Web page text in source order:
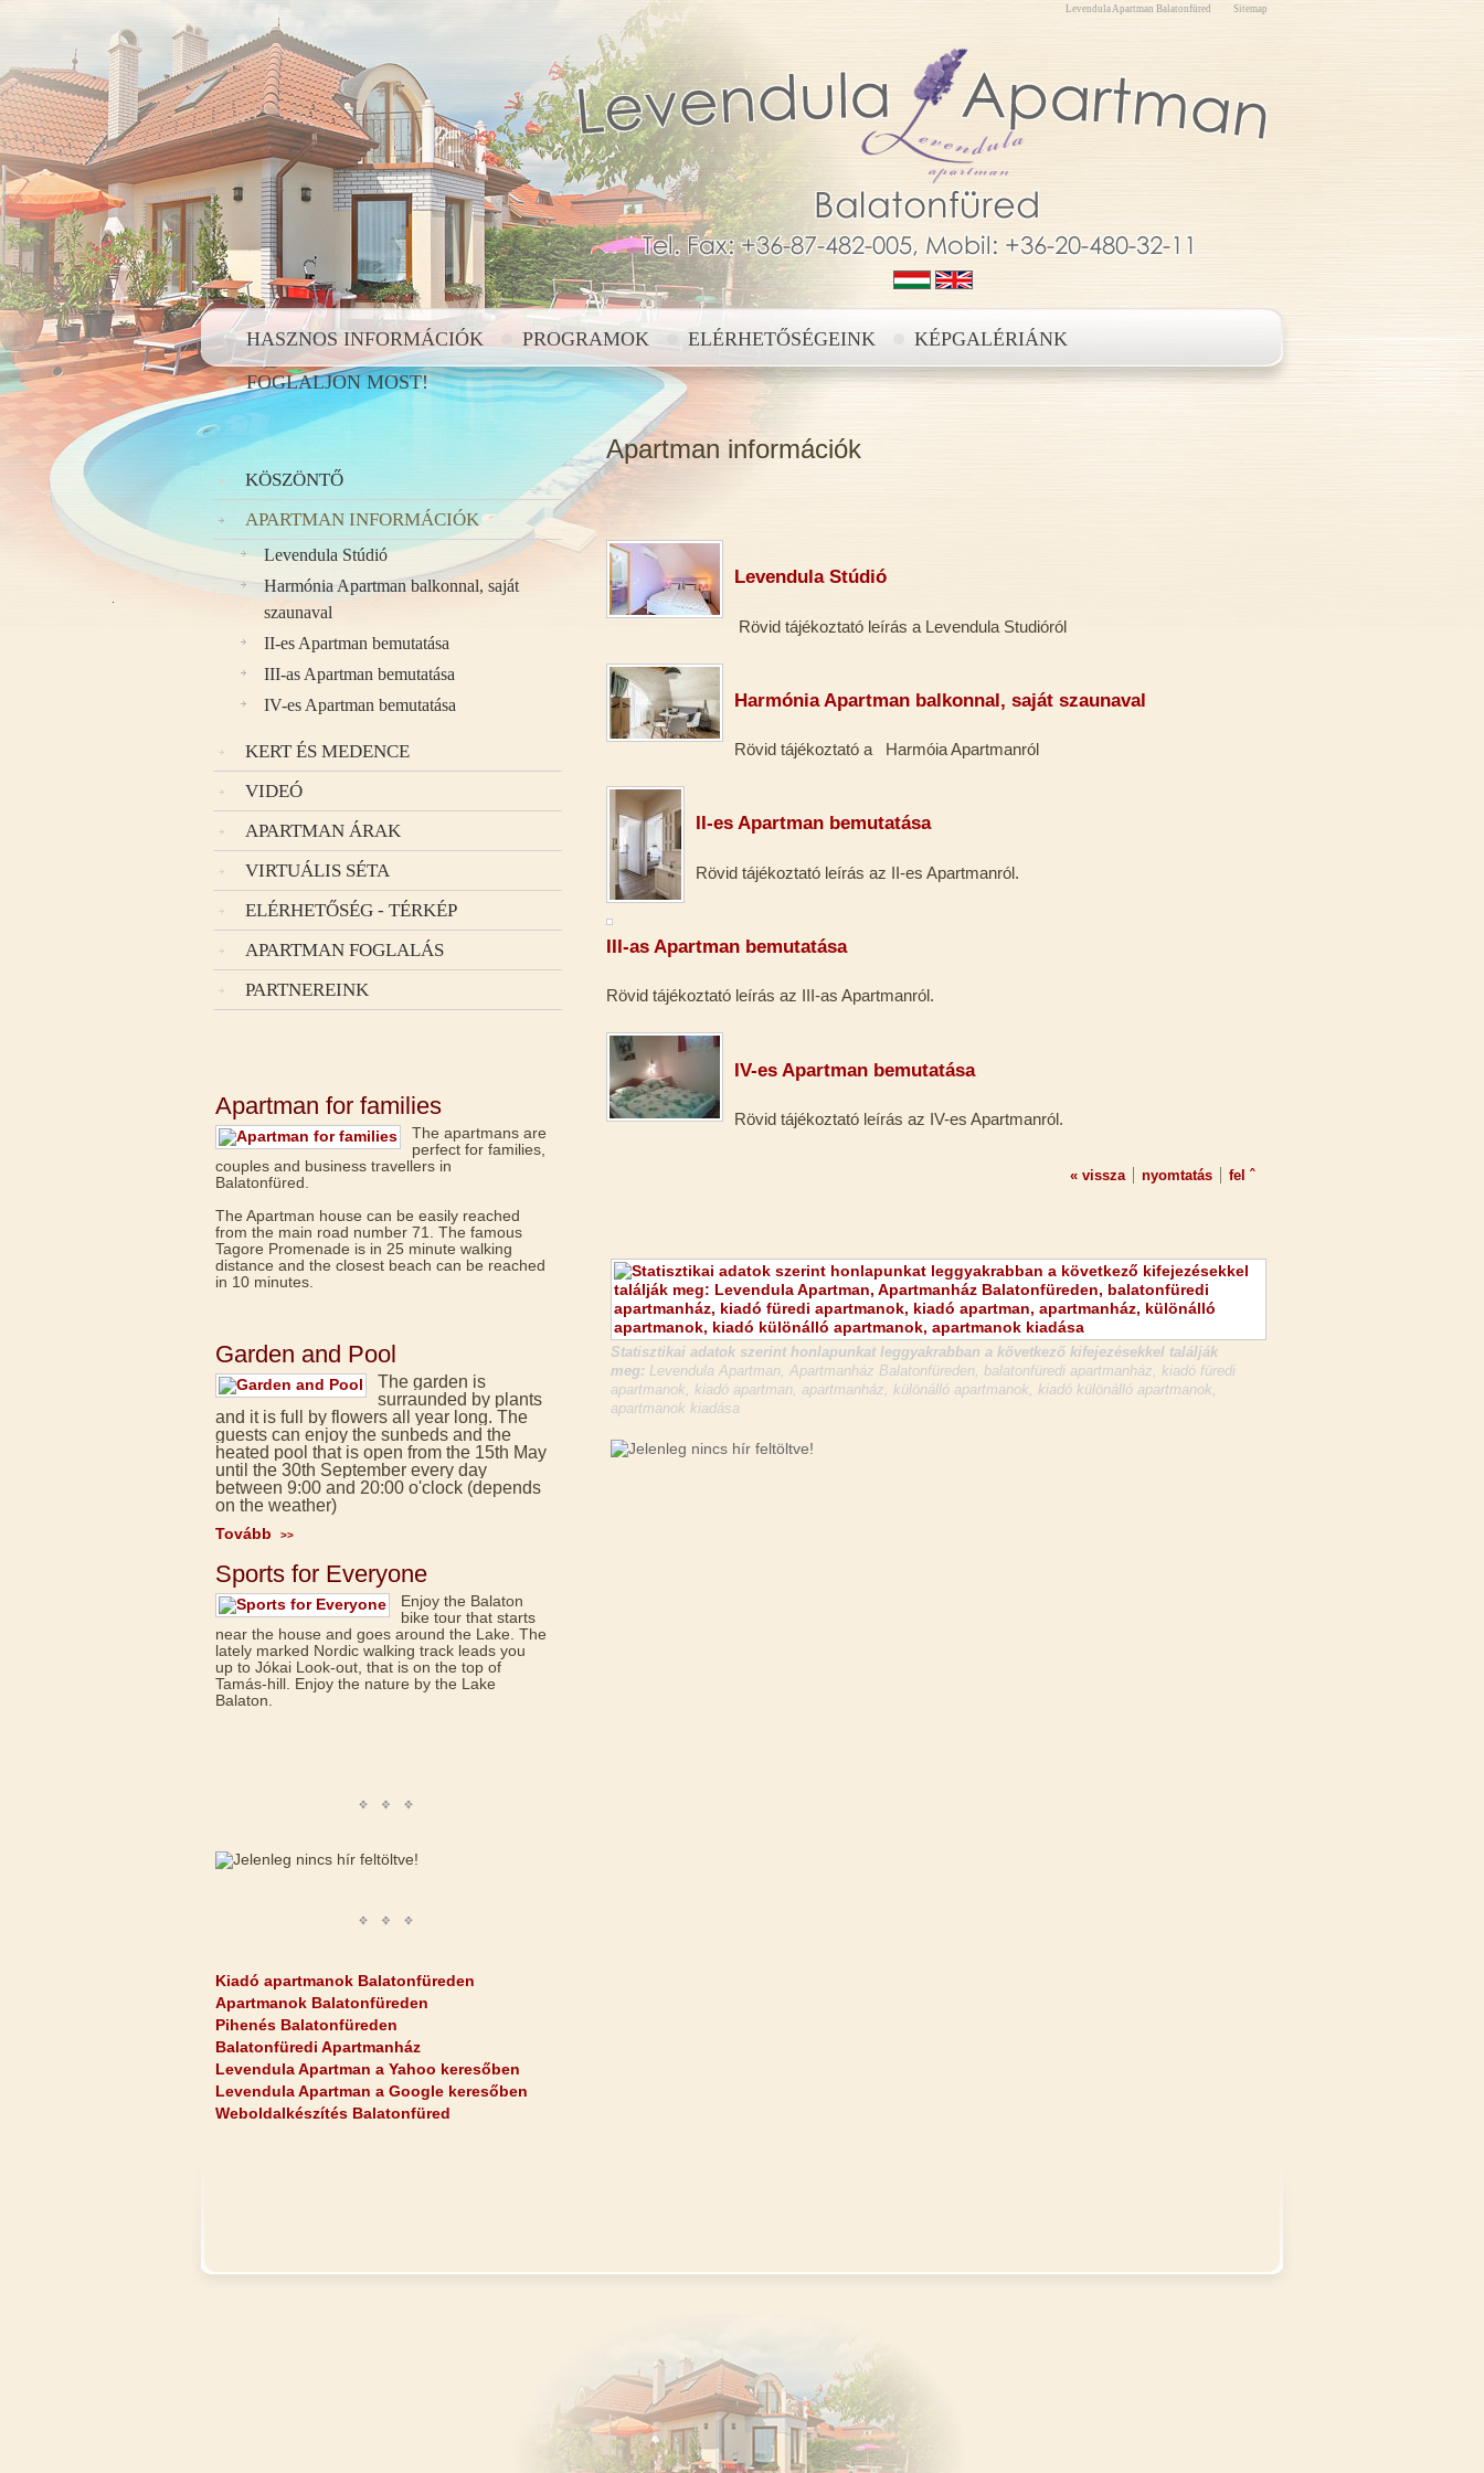
Levendula Apartman Balatonfüred Sitemap
HASZNOS INFORMÁCIÓK PROGRAMOK ELÉRHETŐSÉGEINK
KÉPGALÉRIÁNK
FOGLALJON MOST!
KÖSZÖNTŐ
APARTMAN INFORMÁCIÓK
Levendula Stúdió
Harmónia Apartman balkonnal, saját
szaunaval
II-es Apartman bemutatása
III-as Apartman bemutatása
IV-es Apartman bemutatása
KERT ÉS MEDENCE
VIDEÓ
APARTMAN ÁRAK
VIRTUÁLIS SÉTA
ELÉRHETŐSÉG - TÉRKÉP
APARTMAN FOGLALÁS
PARTNEREINK
Apartman for families
The apartmans are
perfect for families,
couples and business travellers in
Balatonfüred.
The Apartman house can be easily reached
from the main road number 71. The famous
Tagore Promenade is in 25 minute walking
distance and the closest beach can be reached
in 10 minutes.
Garden and Pool
The garden is
surraunded by plants
and it is full by flowers all year long. The
guests can enjoy the sunbeds and the
heated pool that is open from the 15th May
until the 30th September every day
between 9:00 and 20:00 o'clock (depends
on the weather)
Tovább >>
Sports for Everyone
Enjoy the Balaton
bike tour that starts
near the house and goes around the Lake. The
lately marked Nordic walking track leads you
up to Jókai Look-out, that is on the top of
Tamás-hill. Enjoy the nature by the Lake
Balaton.
Kiadó apartmanok Balatonfüreden
Apartmanok Balatonfüreden
Pihenés Balatonfüreden
Balatonfüredi Apartmanház
Levendula Apartman a Yahoo keresőben
Levendula Apartman a Google keresőben
Weboldalkészítés Balatonfüred
Apartman információk
Levendula Stúdió
Rövid tájékoztató leírás a Levendula Studióról
Harmónia Apartman balkonnal, saját szaunaval
Rövid tájékoztató a Harmóia Apartmanról
II-es Apartman bemutatása
Rövid tájékoztató leírás az II-es Apartmanról.
III-as Apartman bemutatása
Rövid tájékoztató leírás az III-as Apartmanról.
IV-es Apartman bemutatása
Rövid tájékoztató leírás az IV-es Apartmanról.
fel ˆ
nyomtatás
« vissza
Statisztikai adatok szerint honlapunkat leggyakrabban a következő kifejezésekkel találják
meg: Levendula Apartman, Apartmanház Balatonfüreden, balatonfüredi apartmanház, kiadó füredi
apartmanok, kiadó apartman, apartmanház, különálló apartmanok, kiadó különálló apartmanok,
apartmanok kiadása